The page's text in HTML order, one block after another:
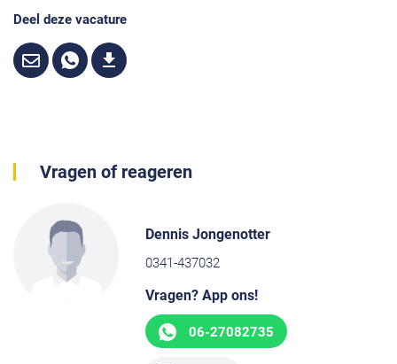
Deel deze vacature
Vragen of reageren
Dennis Jongenotter
0341-437032
Vragen? App ons!
06-27082735